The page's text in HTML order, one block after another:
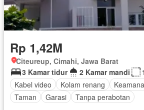
Rp 1,42M
Citeureup, Cimahi, Jawa Barat
3 Kamar tidur
2 Kamar mandi
Kabel video
Kolam renang
Taman
Garasi Tanpa perabotan